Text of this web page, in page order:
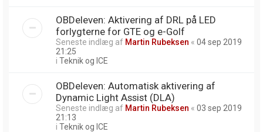
OBDeleven: Aktivering af DRL på LED
forlygterne for GTE og e-Golf
Seneste indlæg af Martin Rubeksen « 04 sep 2019
21:25
i Teknik og ICE
OBDeleven: Automatisk aktivering af
Dynamic Light Assist (DLA)
Seneste indlæg af Martin Rubeksen « 03 sep 2019
21:13
i Teknik og ICE